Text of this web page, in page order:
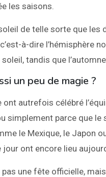
les saisons.
de telle sorte que les
à-dire l’hémisphère
tandis que
un peu de magie ?
autrefois célébré
simplement parce que
le Mexique, le Japon
ont encore lieu
pas une fête officielle,